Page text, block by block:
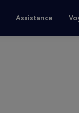
Assistance